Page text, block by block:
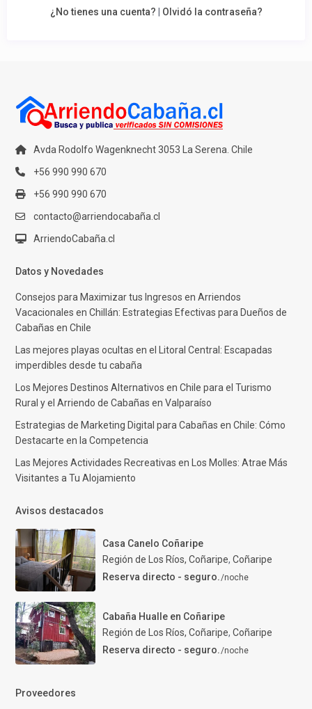
¿No tienes una cuenta? Olvidó la contraseña?
Avda Rodolfo Wagenknecht 3053 La Serena. Chile
+56 990 990 670
+56 990 990 670
contacto@arriendocabaña.cl
ArriendoCabaña.cl
Datos y Novedades
Consejos para Maximizar tus Ingresos en Arriendos
Vacacionales en Chillán: Estrategias Efectivas para Dueños de
Cabañas en Chile
Las mejores playas ocultas en el Litoral Central: Escapadas
imperdibles desde tu cabaña
Los Mejores Destinos Alternativos en Chile para el Turismo
Rural y el Arriendo de Cabañas en Valparaíso
Estrategias de Marketing Digital para Cabañas en Chile: Cómo
Destacarte en la Competencia
Las Mejores Actividades Recreativas en Los Molles: Atrae Más
Visitantes a Tu Alojamiento
Avisos destacados
Casa Canelo Coñaripe
Región de Los Ríos, Coñaripe, Coñaripe
Reserva directo - seguro./noche
Cabaña Hualle en Coñaripe
Región de Los Ríos, Coñaripe, Coñaripe
Reserva directo - seguro./noche
Proveedores